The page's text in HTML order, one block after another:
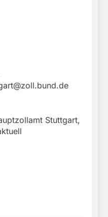
Stuttgart,